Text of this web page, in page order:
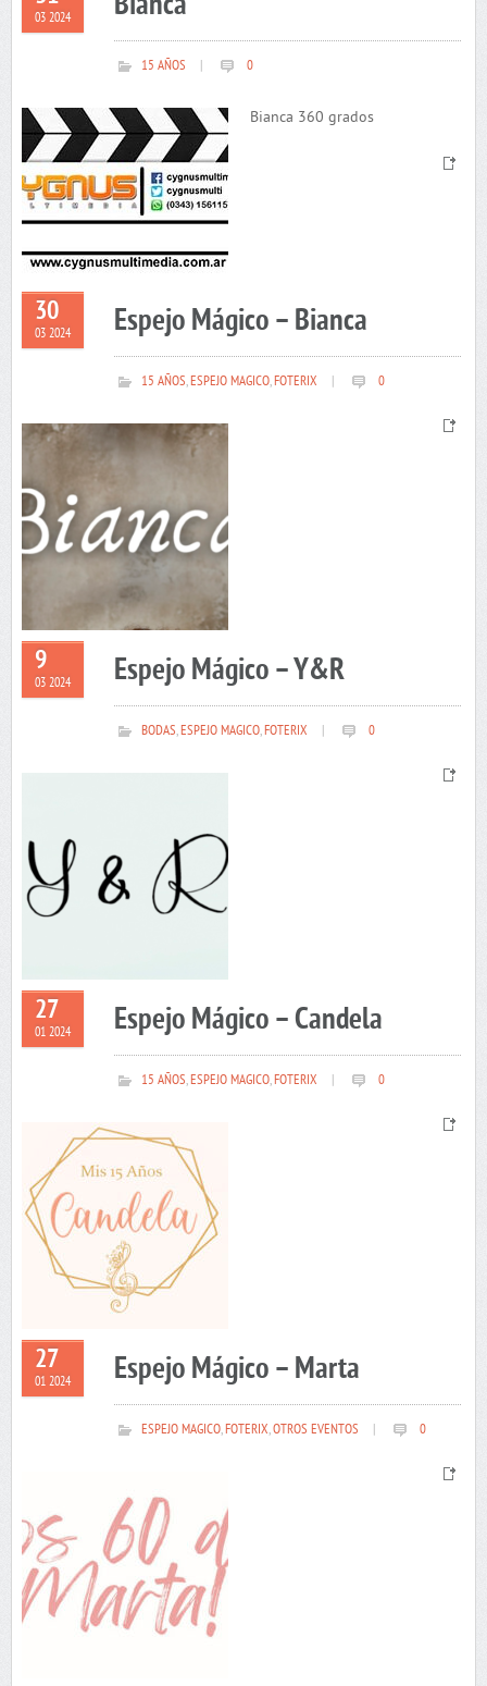
03 2024
15 AÑOS 0
Bianca 360 grados
30
03 2024 Espejo Mágico – Bianca
15 AÑOS,ESPEJO MAGICO,FOTERIX 0
9
03 2024 Espejo Mágico – Y&R
BODAS,ESPEJO MAGICO,FOTERIX 0
27
01 2024 Espejo Mágico – Candela
15 AÑOS,ESPEJO MAGICO,FOTERIX 0
27
01 2024 Espejo Mágico – Marta
ESPEJO MAGICO,FOTERIX,OTROS EVENTOS 0